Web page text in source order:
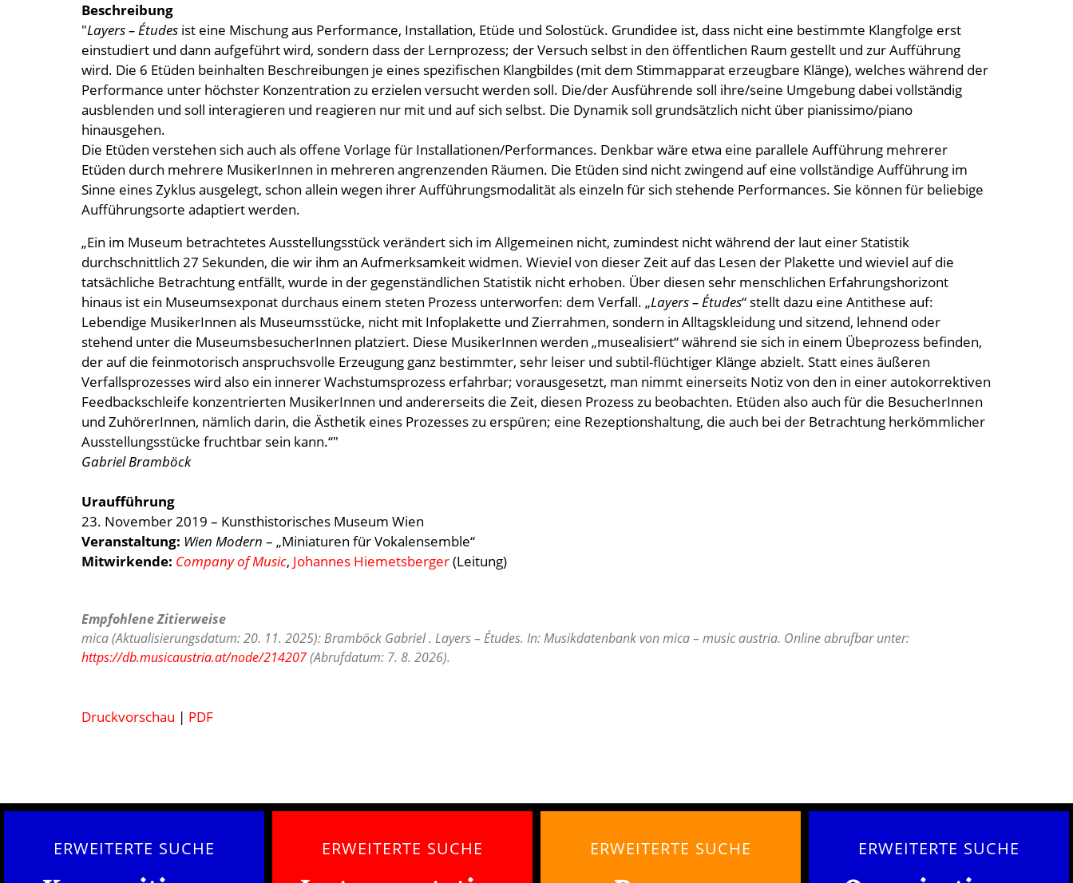
Beschreibung
"Layers – Études ist eine Mischung aus Performance, Installation, Etüde und Solostück. Grundidee ist, dass nicht eine bestimmte Klangfolge erst
einstudiert und dann aufgeführt wird, sondern dass der Lernprozess; der Versuch selbst in den öffentlichen Raum gestellt und zur Aufführung
wird. Die 6 Etüden beinhalten Beschreibungen je eines spezifischen Klangbildes (mit dem Stimmapparat erzeugbare Klänge), welches während der
Performance unter höchster Konzentration zu erzielen versucht werden soll. Die/der Ausführende soll ihre/seine Umgebung dabei vollständig
ausblenden und soll interagieren und reagieren nur mit und auf sich selbst. Die Dynamik soll grundsätzlich nicht über pianissimo/piano
hinausgehen.
Die Etüden verstehen sich auch als offene Vorlage für Installationen/Performances. Denkbar wäre etwa eine parallele Aufführung mehrerer
Etüden durch mehrere MusikerInnen in mehreren angrenzenden Räumen. Die Etüden sind nicht zwingend auf eine vollständige Aufführung im
Sinne eines Zyklus ausgelegt, schon allein wegen ihrer Aufführungsmodalität als einzeln für sich stehende Performances. Sie können für beliebige
Aufführungsorte adaptiert werden.
„Ein im Museum betrachtetes Ausstellungsstück verändert sich im Allgemeinen nicht, zumindest nicht während der laut einer Statistik
durchschnittlich 27 Sekunden, die wir ihm an Aufmerksamkeit widmen. Wieviel von dieser Zeit auf das Lesen der Plakette und wieviel auf die
tatsächliche Betrachtung entfällt, wurde in der gegenständlichen Statistik nicht erhoben. Über diesen sehr menschlichen Erfahrungshorizont
hinaus ist ein Museumsexponat durchaus einem steten Prozess unterworfen: dem Verfall. „Layers – Études“ stellt dazu eine Antithese auf:
Lebendige MusikerInnen als Museumsstücke, nicht mit Infoplakette und Zierrahmen, sondern in Alltagskleidung und sitzend, lehnend oder
stehend unter die MuseumsbesucherInnen platziert. Diese MusikerInnen werden „musealisiert“ während sie sich in einem Übeprozess befinden,
der auf die feinmotorisch anspruchsvolle Erzeugung ganz bestimmter, sehr leiser und subtil-flüchtiger Klänge abzielt. Statt eines äußeren
Verfallsprozesses wird also ein innerer Wachstumsprozess erfahrbar; vorausgesetzt, man nimmt einerseits Notiz von den in einer autokorrektiven
Feedbackschleife konzentrierten MusikerInnen und andererseits die Zeit, diesen Prozess zu beobachten. Etüden also auch für die BesucherInnen
und ZuhörerInnen, nämlich darin, die Ästhetik eines Prozesses zu erspüren; eine Rezeptionshaltung, die auch bei der Betrachtung herkömmlicher
Ausstellungsstücke fruchtbar sein kann.“"
Gabriel Bramböck
Uraufführung
23. November 2019 – Kunsthistorisches Museum Wien
Veranstaltung: Wien Modern – „Miniaturen für Vokalensemble“
Mitwirkende: Company of Music, Johannes Hiemetsberger(Leitung)
Empfohlene Zitierweise
mica (Aktualisierungsdatum: 20. 11. 2025): Bramböck Gabriel . Layers – Études. In: Musikdatenbank von mica – music austria. Online abrufbar unter:
https://db.musicaustria.at/node/214207(Abrufdatum: 7. 8. 2026).
Druckvorschau | PDF
ERWEITERTE SUCHE ERWEITERTE SUCHE ERWEITERTE SUCHE ERWEITERTE SUCHE